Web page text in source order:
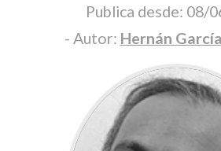
Publica desde: 08/
- Autor: Hernán